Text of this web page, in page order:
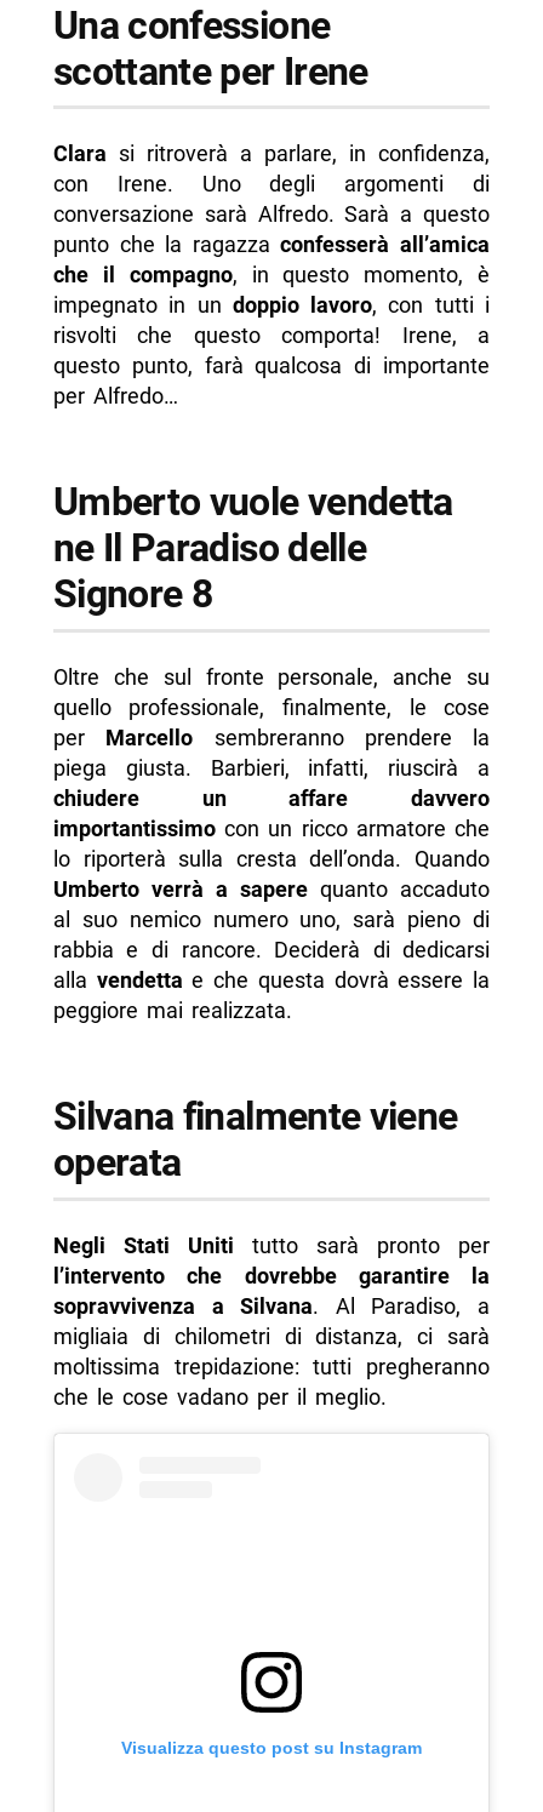
Una confessione
scottante per Irene
Clara si ritroverà a parlare, in confidenza,
con Irene. Uno degli argomenti di
conversazione sarà Alfredo. Sarà a questo
punto che la ragazzaconfesserà all’amica
che il compagno, in questo momento, è
impegnato in un doppio lavoro, con tutti i
risvolti che questo comporta! Irene, a
questo punto, farà qualcosa di importante
per Alfredo…
Umberto vuole vendetta
ne Il Paradiso delle
Signore 8
Oltre che sul fronte personale, anche su
quello professionale, finalmente, le cose
per Marcello sembreranno prendere la
piega giusta. Barbieri, infatti, riuscirà a
chiudere un affare davvero
importantissimocon un ricco armatore che
lo riporterà sulla cresta dell’onda. Quando
Umberto verrà a sapere quanto accaduto
al suo nemico numero uno, sarà pieno di
rabbia e di rancore. Deciderà di dedicarsi
alla vendettae che questa dovrà essere la
peggiore mai realizzata.
Silvana finalmente viene
operata
Negli Stati Uniti tutto sarà pronto per
l’intervento che dovrebbe garantire la
sopravvivenza a Silvana. Al Paradiso, a
migliaia di chilometri di distanza, ci sarà
moltissima trepidazione: tutti pregheranno
che le cose vadano per il meglio.
Visualizza questo post su Instagram